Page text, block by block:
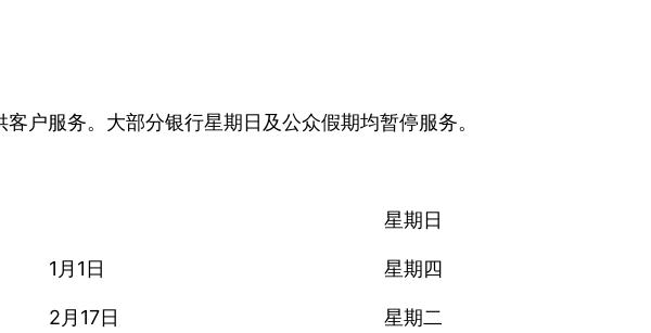
户服务。大部分银行星期日及公众假期均暂停服务。
星期日
1月1日 星期四
2月17日 星期二